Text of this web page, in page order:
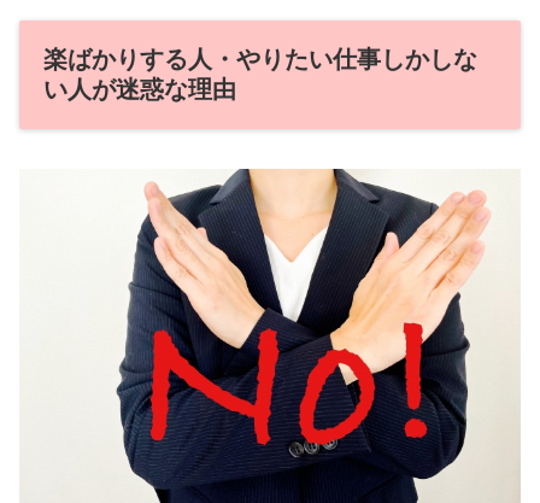
楽ばかりする人・やりたい仕事しかしな
い人が迷惑な理由